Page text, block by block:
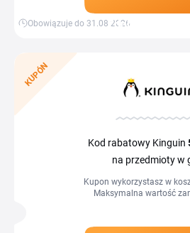
klienta/adres IP. Kupon
Zdobądź kupon
Obowiązuje do 31.08.2026
KUPÓN
Kod rabatowy Kinguin
na przedmioty w
Kupon wykorzystasz w
Maksymalna wartość
2 razy na klienta/adres